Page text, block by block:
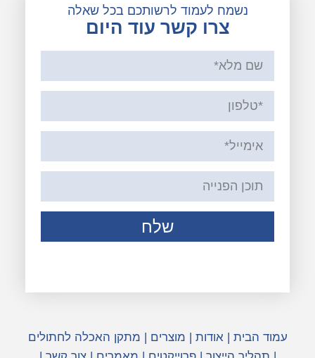
נשמח לעמוד לרשותכם בכל שאלה
צרו קשר עוד היום
שלח
עמוד הבית | אודות | מוצרים | מתקן האכלה לחתולים